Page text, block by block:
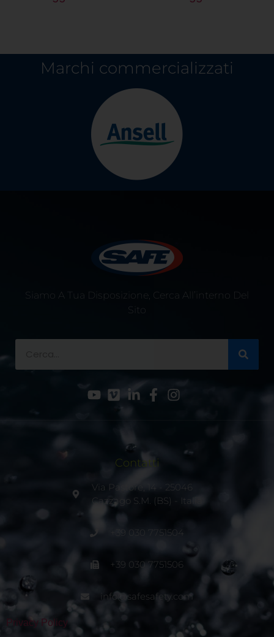
Marchi commercializzati
Siamo A Tua Disposizione, Cerca All’interno Del
Sito
Contatti
Via Pastore, 14 - 25046
Cazzago S.M. (BS) - Italia
+39 030 7751504
+39 030 7751506
info@safesafety.com
Privacy Policy